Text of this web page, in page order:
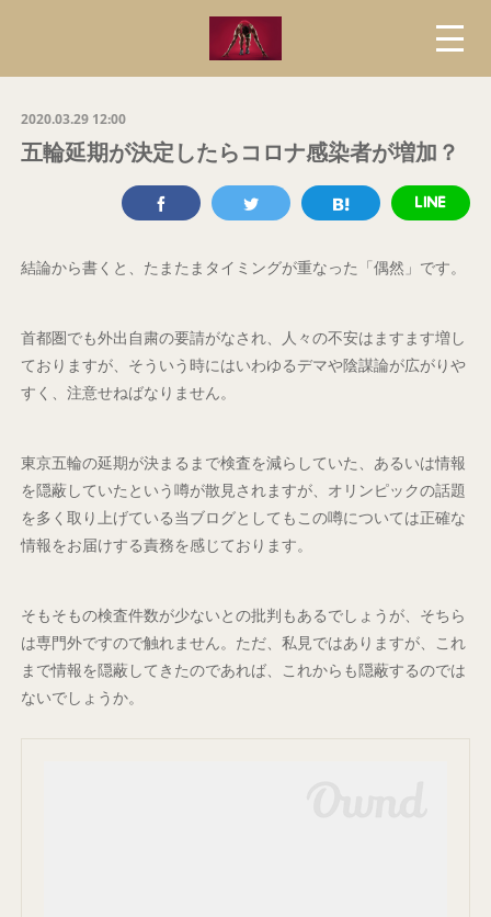
2020.03.29 12:00
五輪延期が決定したらコロナ感染者が増加？
結論から書くと、たまたまタイミングが重なった「偶然」です。
首都圏でも外出自粛の要請がなされ、人々の不安はますます増し
ておりますが、そういう時にはいわゆるデマや陰謀論が広がりや
すく、注意せねばなりません。
東京五輪の延期が決まるまで検査を減らしていた、あるいは情報
を隠蔽していたという噂が散見されますが、オリンピックの話題
を多く取り上げている当ブログとしてもこの噂については正確な
情報をお届けする責務を感じております。
そもそもの検査件数が少ないとの批判もあるでしょうが、そちら
は専門外ですので触れません。ただ、私見ではありますが、これ
まで情報を隠蔽してきたのであれば、これからも隠蔽するのでは
ないでしょうか。